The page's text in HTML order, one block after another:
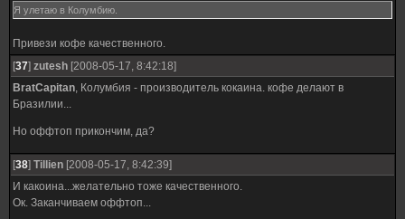
Я улетаю в Колумбию.
Привези кофе качественного.
[37] zutesh [2008-05-17, 8:42:18]
BratCapitan, Колумбия - производитель кокаина. кофе делают в
Бразилии...
Но оффтоп прикончим, да?
[38] Tillien [2008-05-17, 8:42:39]
И какоина...желательно тоже качественного.
Ок. Заканчиваем оффтоп...